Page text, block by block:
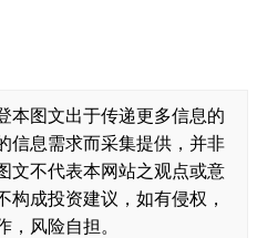
本图文出于传递更多信息的
信息需求而采集提供，并非
文不代表本网站之观点或意
构成投资建议，如有侵权，
，风险自担。